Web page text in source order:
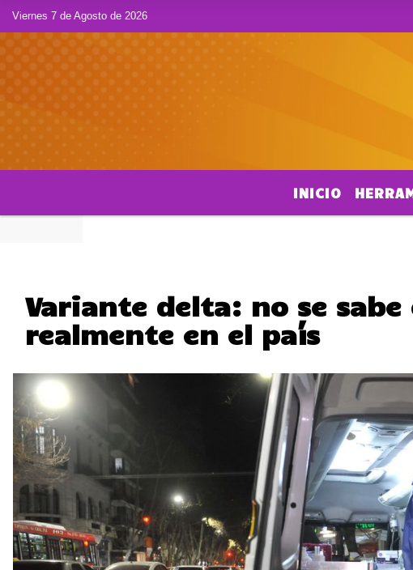
Viernes 7 de Agosto de 2026
INICIO
Variante delta: no se sabe
realmente en el país